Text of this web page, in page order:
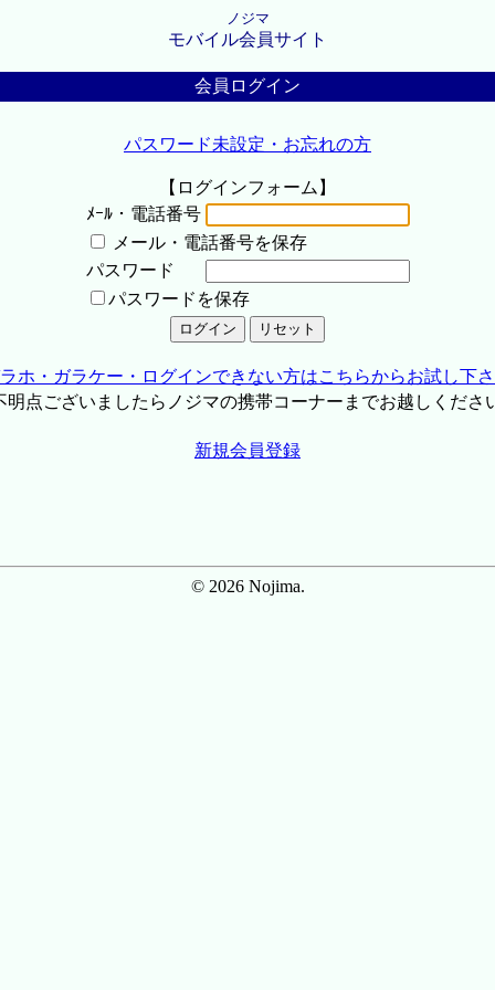
ノジマ
モバイル会員サイト
会員ログイン
パスワード未設定・お忘れの方
【ログインフォーム】
ﾒｰﾙ・電話番号
メール・電話番号を保存
パスワード
パスワードを保存
ホ・ガラケー・ログインできない方はこちらからお試し下
点ございましたらノジマの携帯コーナーまでお越しくださ
新規会員登録
© 2026 Nojima.